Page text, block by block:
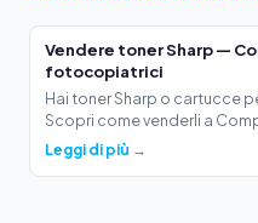
Vendere toner Sharp —
fotocopiatrici
Hai toner Sharp o cartucce
Scopri come venderli a
Leggi di più →